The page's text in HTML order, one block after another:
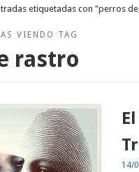
etiquetadas con "perros
VIENDO TAG
rastro
14/